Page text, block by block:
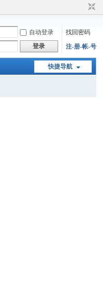
自动登录
找回密码
登录 注-册-帐-号
快捷导航